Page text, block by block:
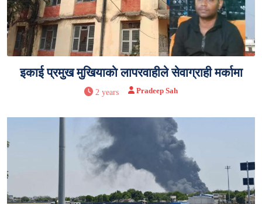
इकाई प्रमुख मुखियाकाे लापरवाहीले सेवाग्राही मर्कामा
2 years Pradeep Sah